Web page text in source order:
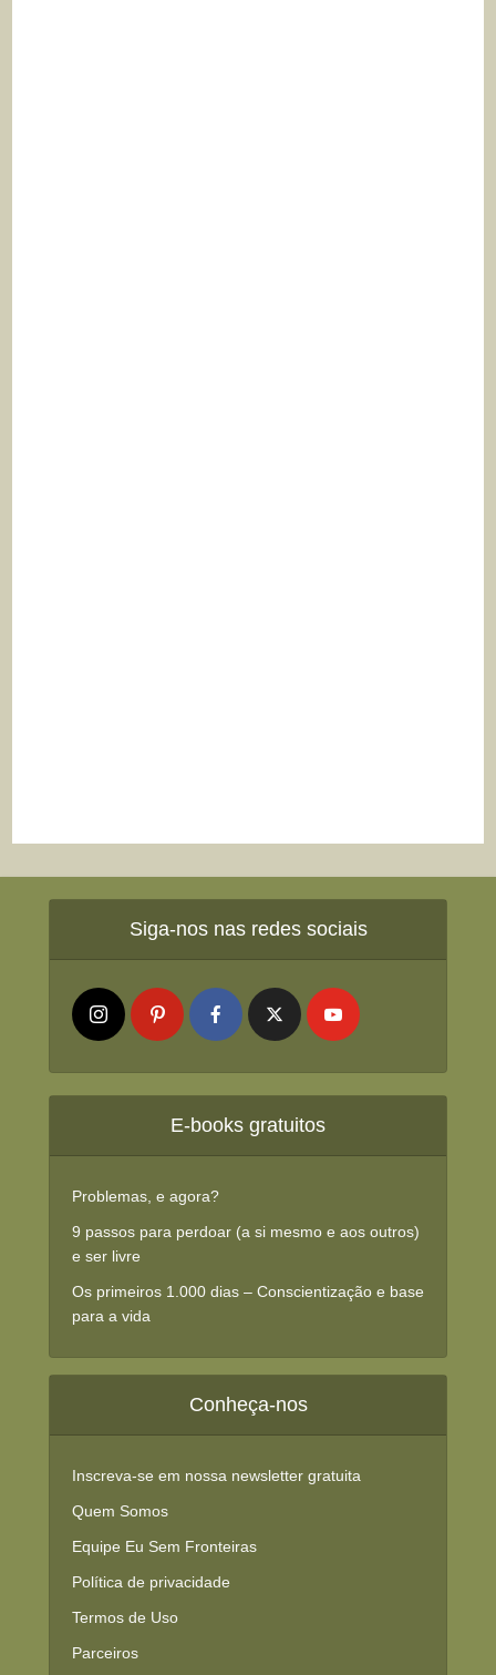
Siga-nos nas redes sociais
E-books gratuitos
Problemas, e agora?
9 passos para perdoar (a si mesmo e aos outros)
e ser livre
Os primeiros 1.000 dias – Conscientização e base
para a vida
Conheça-nos
Inscreva-se em nossa newsletter gratuita
Quem Somos
Equipe Eu Sem Fronteiras
Política de privacidade
Termos de Uso
Parceiros